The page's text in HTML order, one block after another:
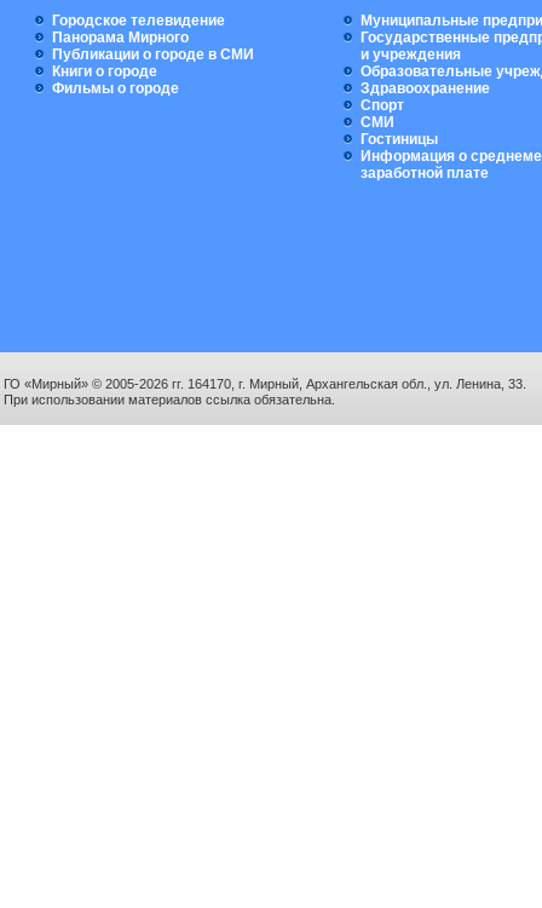
Городское телевидение
Панорама Мирного
Публикации о городе в СМИ
Книги о городе
Фильмы о городе
Муниципальные
Государственные
и учреждения
Образовательные
Здравоохранение
Спорт
СМИ
Гостиницы
Информация о
заработной плате
ГО «Мирный» © 2005-2026 гг. 164170, г. Мирный, Архангельская обл., ул. Ленина, 33.
При использовании материалов ссылка обязательна.